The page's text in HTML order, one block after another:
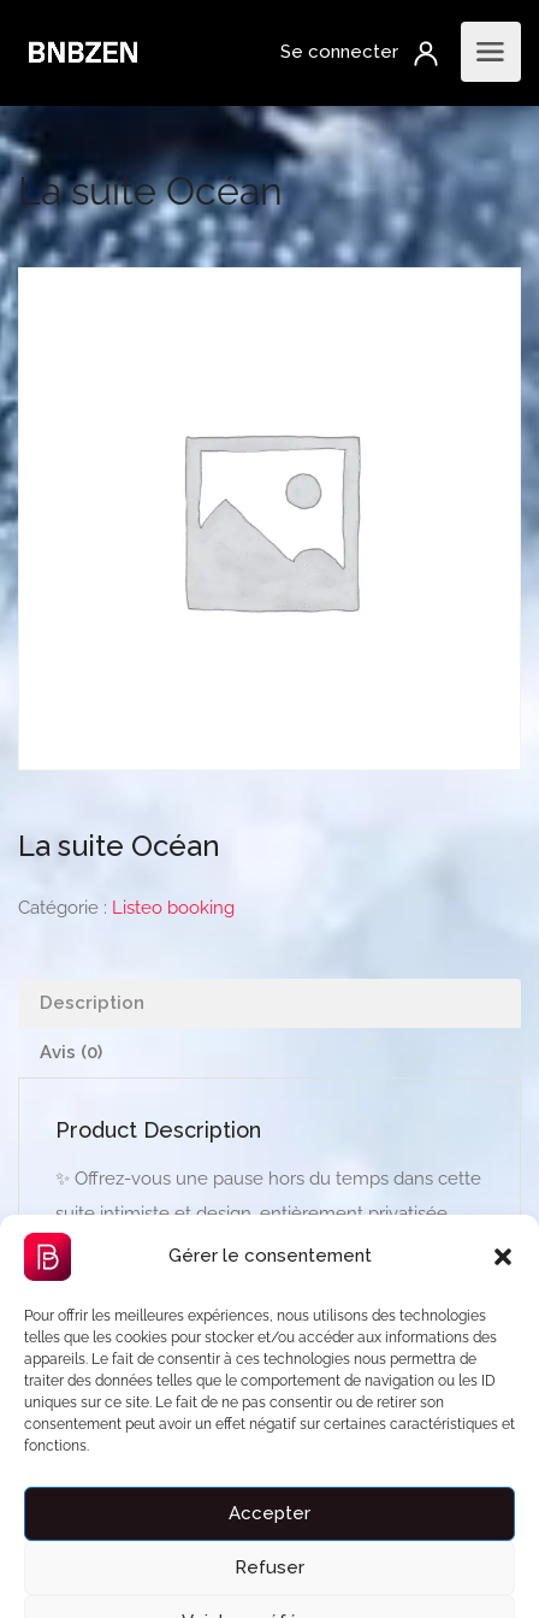
Gérer le consentement
Pour offrir les meilleures expériences, nous utilisons des technologies
telles que les cookies pour stocker et/ou accéder aux informations des
appareils. Le fait de consentir à ces technologies nous permettra de
traiter des données telles que le comportement de navigation ou les ID
uniques sur ce site. Le fait de ne pas consentir ou de retirer son
consentement peut avoir un effet négatif sur certaines caractéristiques et
fonctions.
Accepter
Refuser
La suite Océan
La suite Océan
Catégorie : Listeo booking
Description
Avis (0)
Product Description
✨ Offrez-vous une pause hors du temps dans cette
suite intimiste et design, entièrement privatisée.
L’espace a été pensé pour une ambiance relaxante
et immersive, entre lumière tamisée, matières
élégantes et confort haut de gamme.
Profitez d’un jacuzzi privatif spacieux avec éclairage
LED multicolore, commandes digitales et
décoration murale en pierre pour un moment de
Netflix complète l’expérience pour une soirée
cocooning réussie.